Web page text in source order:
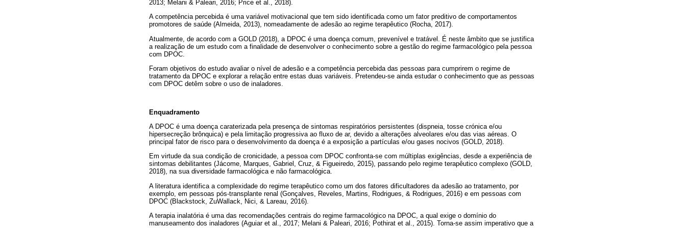
2013; Melani & Paleari, 2016; Price et al., 2018).
A competência percebida é uma variável motivacional que tem sido identificada como um fator preditivo de comportamentos
promotores de saúde (Almeida, 2013), nomeadamente de adesão ao regime terapêutico (Rocha, 2017).
Atualmente, de acordo com a GOLD (2018), a DPOC é uma doença comum, prevenível e tratável. É neste âmbito que se justifica
a realização de um estudo com a finalidade de desenvolver o conhecimento sobre a gestão do regime farmacológico pela pessoa
com DPOC.
Foram objetivos do estudo avaliar o nível de adesão e a competência percebida das pessoas para cumprirem o regime de
tratamento da DPOC e explorar a relação entre estas duas variáveis. Pretendeu-se ainda estudar o conhecimento que as pessoas
com DPOC detêm sobre o uso de inaladores.
Enquadramento
A DPOC é uma doença caraterizada pela presença de sintomas respiratórios persistentes (dispneia, tosse crónica e/ou
hipersecreção brônquica) e pela limitação progressiva ao fluxo de ar, devido a alterações alveolares e/ou das vias aéreas. O
principal fator de risco para o desenvolvimento da doença é a exposição a partículas e/ou gases nocivos (GOLD, 2018).
Em virtude da sua condição de cronicidade, a pessoa com DPOC confronta-se com múltiplas exigências, desde a experiência de
sintomas debilitantes (Jácome, Marques, Gabriel, Cruz, & Figueiredo, 2015), passando pelo regime terapêutico complexo (GOLD,
2018), na sua diversidade farmacológica e não farmacológica.
A literatura identifica a complexidade do regime terapêutico como um dos fatores dificultadores da adesão ao tratamento, por
exemplo, em pessoas pós-transplante renal (Gonçalves, Reveles, Martins, Rodrigues, & Rodrigues, 2016) e em pessoas com
DPOC (Blackstock, ZuWallack, Nici, & Lareau, 2016).
A terapia inalatória é uma das recomendações centrais do regime farmacológico na DPOC, a qual exige o domínio do
manuseamento dos inaladores (Aguiar et al., 2017; Melani & Paleari, 2016; Pothirat et al., 2015). Torna-se assim imperativo que a